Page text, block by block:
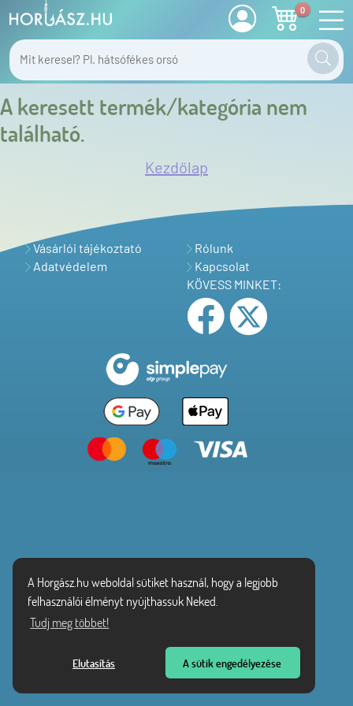
A Horgász.hu weboldal sütiket használ, hogy a legjobb
felhasználói élményt nyújthassuk Neked.
Tudj meg többet!
Elutasítás A sütik engedélyezése
0
A keresett termék/kategória nem
található.
Kezdőlap
Vásárlói tájékoztató
Adatvédelem
Rólunk
Kapcsolat
KÖVESS MINKET: